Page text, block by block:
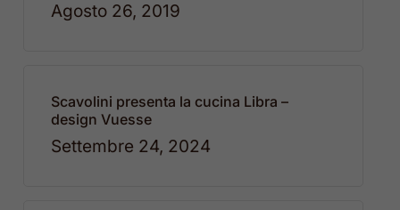
Agosto 26, 2019
Scavolini presenta la cucina Libra –
design Vuesse
Settembre 24, 2024